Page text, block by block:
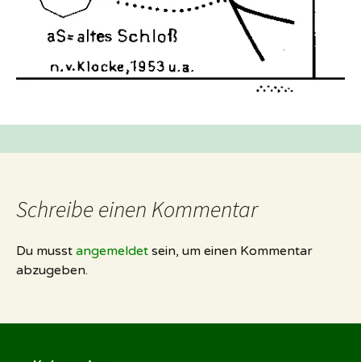
Schreibe einen Kommentar
Du musst angemeldet sein, um einen Kommentar
abzugeben.